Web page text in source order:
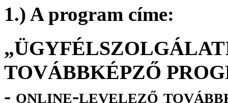
1.) A program címe:
TOVÁBBKÉPZŐ
- online-levelező